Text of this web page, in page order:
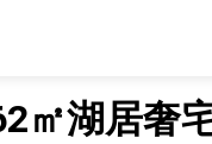
㎡湖居奢